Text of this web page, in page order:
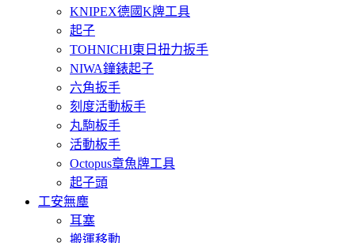
KNIPEX德國K牌工具
起子
TOHNICHI東日扭力扳手
NIWA鐘錶起子
六角扳手
刻度活動板手
丸駒板手
活動板手
Octopus章魚牌工具
起子頭
工安無塵
耳塞
搬運移動